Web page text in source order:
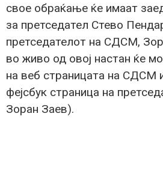
свое обраќање ќе имаат
за претседател Стево
претседателот на СДСМ,
во живо од овој настан ќе
на веб страницата на СДСМ
фејсбук страница на
Зоран Заев).